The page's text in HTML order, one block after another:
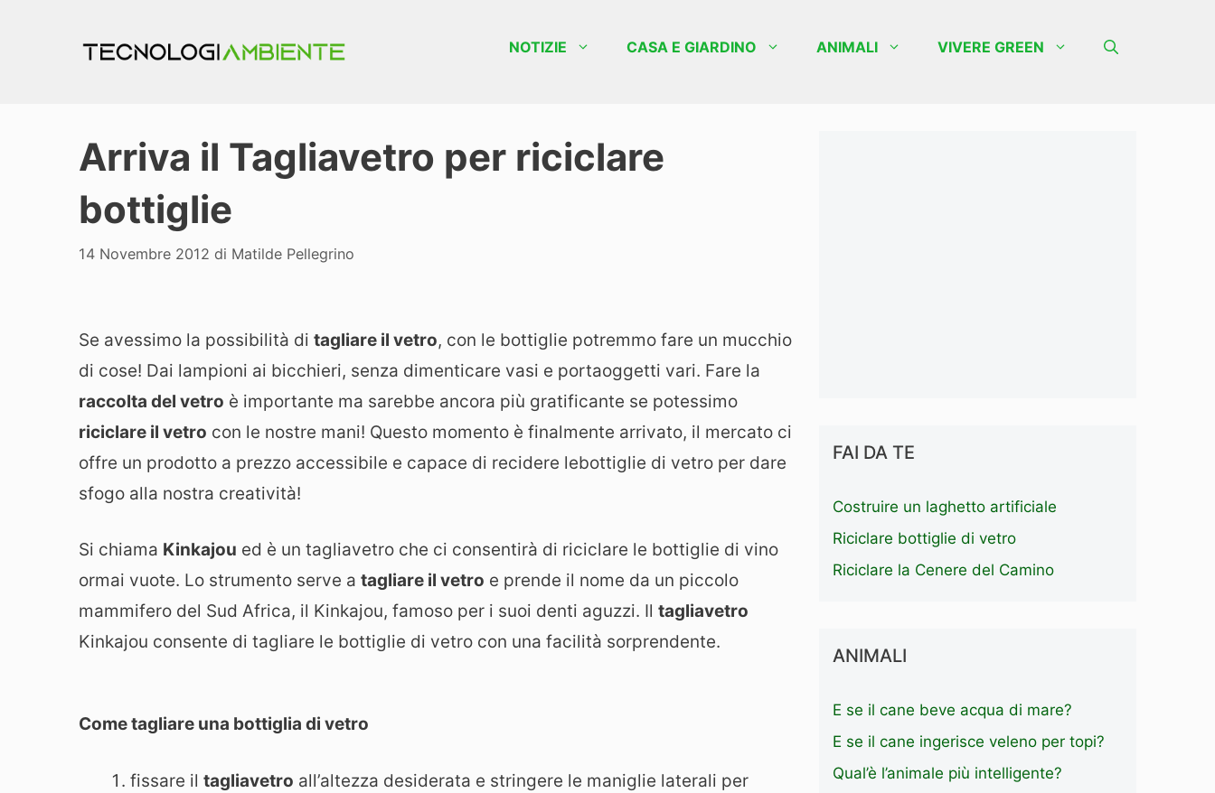
NOTIZIE CASA E GIARDINO ANIMALI VIVERE GREEN
Arriva il Tagliavetro per riciclare
bottiglie
14 Novembre 2012 di Matilde Pellegrino
Se avessimo la possibilità di tagliare il vetro, con le bottiglie potremmo fare un mucchio
di cose! Dai lampioni ai bicchieri, senza dimenticare vasi e portaoggetti vari. Fare la
raccolta del vetro è importante ma sarebbe ancora più gratificante se potessimo
riciclare il vetro con le nostre mani! Questo momento è finalmente arrivato, il mercato ci
offre un prodotto a prezzo accessibile e capace di recidere lebottiglie di vetro per dare
sfogo alla nostra creatività!
Si chiama Kinkajou ed è un tagliavetro che ci consentirà di riciclare le bottiglie di vino
ormai vuote. Lo strumento serve a tagliare il vetro e prende il nome da un piccolo
mammifero del Sud Africa, il Kinkajou, famoso per i suoi denti aguzzi. Il tagliavetro
Kinkajou consente di tagliare le bottiglie di vetro con una facilità sorprendente.
Come tagliare una bottiglia di vetro
fissare il tagliavetro all’altezza desiderata e stringere le maniglie laterali per
FAI DA TE
Costruire un laghetto artificiale
Riciclare bottiglie di vetro
Riciclare la Cenere del Camino
ANIMALI
E se il cane beve acqua di mare?
E se il cane ingerisce veleno per topi?
Qual’è l’animale più intelligente?